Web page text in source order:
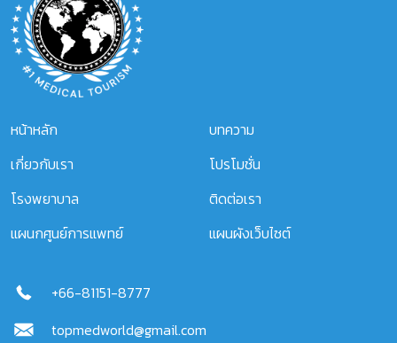
หน้าหลัก
เกี่ยวกับเรา
โรงพยาบาล
แผนกศูนย์การแพทย์
บทความ
โปรโมชั่น
ติดต่อเรา
แผนผังเว็บไซต์
+66-81151-8777
topmedworld@gmail.com